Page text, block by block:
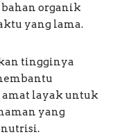
bahan organik
yang lama.
tingginya
amat layak untuk
yang
nutrisi.